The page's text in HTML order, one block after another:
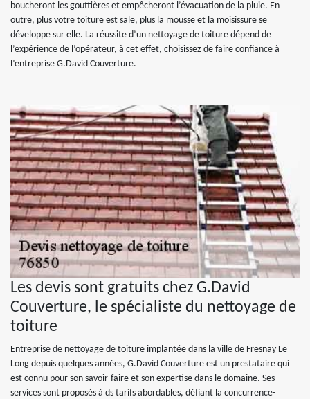
boucheront les gouttières et empêcheront l’évacuation de la pluie. En
outre, plus votre toiture est sale, plus la mousse et la moisissure se
développe sur elle. La réussite d’un nettoyage de toiture dépend de
l’expérience de l’opérateur, à cet effet, choisissez de faire confiance à
l’entreprise G.David Couverture.
Les devis sont gratuits chez G.David
Couverture, le spécialiste du nettoyage de
toiture
Entreprise de nettoyage de toiture implantée dans la ville de Fresnay Le
Long depuis quelques années, G.David Couverture est un prestataire qui
est connu pour son savoir-faire et son expertise dans le domaine. Ses
services sont proposés à ds tarifs abordables, défiant la concurrence-